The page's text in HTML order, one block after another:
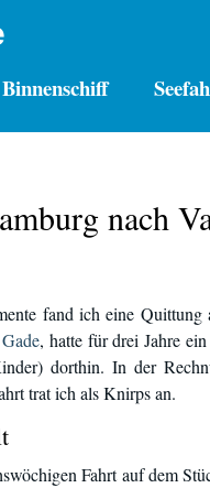
Binnenschiff
nach
fand ich eine
, hatte für drei Jahre
dorthin. In der
trat ich als Knirps an.
Fahrt auf dem